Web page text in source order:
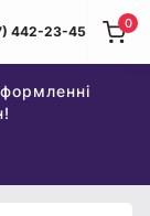
442-23-45 0